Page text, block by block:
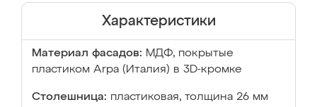
Характеристики
Материал фасадов: МДФ, покрытые
пластиком Arpa (Италия) в 3D-кромке
Столешница: пластиковая, толщина 26 мм